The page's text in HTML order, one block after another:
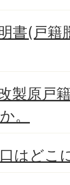
書(戸籍
製原戸
。
はどこ